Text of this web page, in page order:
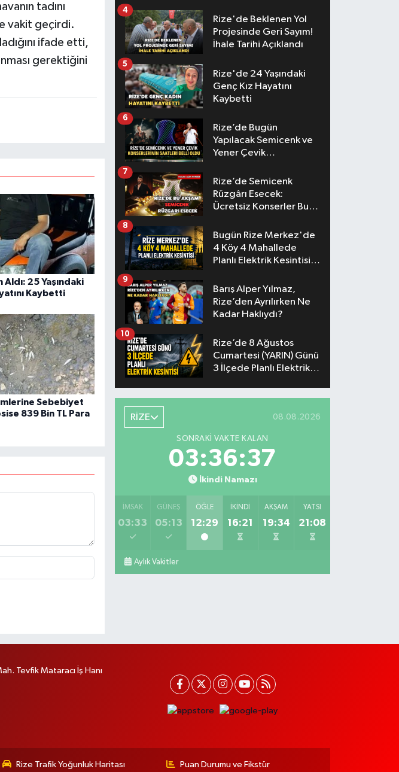
tadını
vakit geçirdi.
ifade etti,
gerektiğini
Aldı: 25 Yaşındaki
Kaybetti
Sebebiyet
839 Bin TL Para
Rize'de Beklenen Yol
Projesinde Geri Sayım!
İhale Tarihi Açıklandı
4
Rize'de 24 Yaşındaki
Genç Kız Hayatını
Kaybetti
5
Rize’de Bugün
Yapılacak Semicenk ve
Yener Çevik
Belli Oldu
6
Rize’de Semicenk
Rüzgârı Esecek:
Ücretsiz Konserler Bu
7
Bugün Rize Merkez'de
4 Köy 4 Mahallede
Planlı Elektrik Kesintisi
8
Barış Alper Yılmaz,
Rize’den Ayrılırken Ne
Kadar Haklıydı?
9
Rize’de 8 Ağustos
Cumartesi (YARIN) Günü
3 İlçede Planlı Elektrik
10
RİZE 08.08.2026
SONRAKI VAKTE KALAN
03:36:36
İkindi Namazı
İMSAK
03:33
GÜNEŞ
05:13
ÖĞLE
12:29
İKINDI
16:21
AKŞAM
19:34
YATSI
21:08
Aylık Vakitler
Tevfik Mataracı İş Hanı
Rize Trafik Yoğunluk Haritası Puan Durumu ve Fikstür